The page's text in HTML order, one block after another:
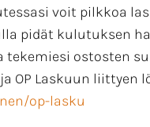
voit pilkkoa
pidät kulutuksen
ostosten
OP Laskuun liittyen
op-lasku